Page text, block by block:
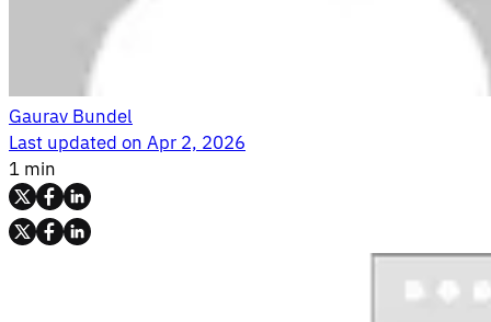
Gaurav Bundel
Last updated onApr 2, 2026
1 min